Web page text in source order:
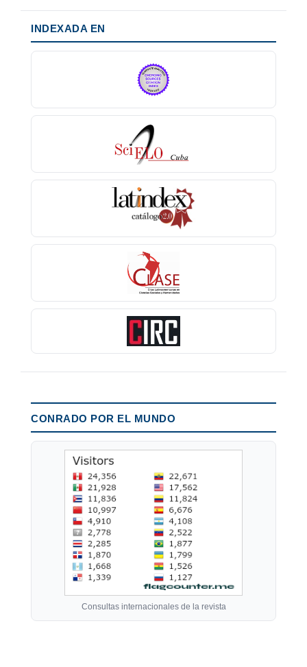
INDEXADA EN
CONRADO POR EL MUNDO
Consultas internacionales de la revista